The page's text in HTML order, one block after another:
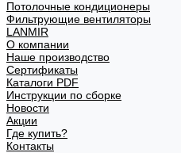
Потолочные кондиционеры
Фильтрующие вентиляторы
LANMIR
О компании
Наше производство
Сертификаты
Каталоги PDF
Инструкции по сборке
Новости
Акции
Где купить?
Контакты